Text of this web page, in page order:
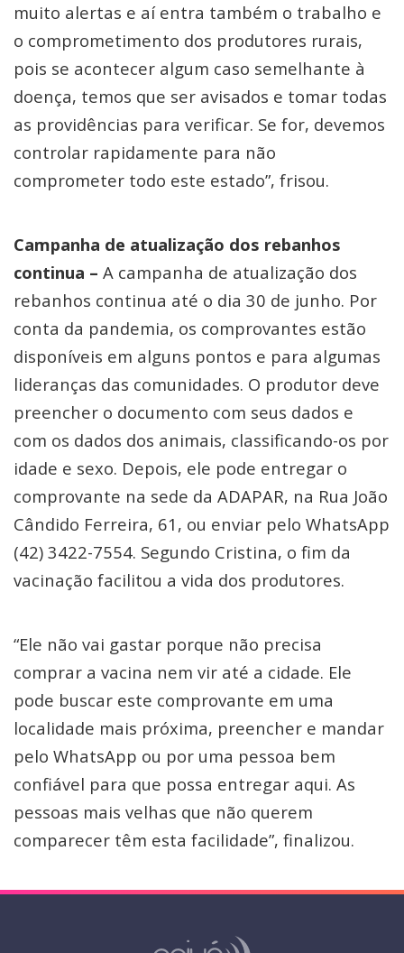
muito alertas e aí entra também o trabalho e
o comprometimento dos produtores rurais,
pois se acontecer algum caso semelhante à
doença, temos que ser avisados e tomar todas
as providências para verificar. Se for, devemos
controlar rapidamente para não
comprometer todo este estado”, frisou.
Campanha de atualização dos rebanhos
continua – A campanha de atualização dos
rebanhos continua até o dia 30 de junho. Por
conta da pandemia, os comprovantes estão
disponíveis em alguns pontos e para algumas
lideranças das comunidades. O produtor deve
preencher o documento com seus dados e
com os dados dos animais, classificando-os por
idade e sexo. Depois, ele pode entregar o
comprovante na sede da ADAPAR, na Rua João
Cândido Ferreira, 61, ou enviar pelo WhatsApp
(42) 3422-7554. Segundo Cristina, o fim da
vacinação facilitou a vida dos produtores.
“Ele não vai gastar porque não precisa
comprar a vacina nem vir até a cidade. Ele
pode buscar este comprovante em uma
localidade mais próxima, preencher e mandar
pelo WhatsApp ou por uma pessoa bem
confiável para que possa entregar aqui. As
pessoas mais velhas que não querem
comparecer têm esta facilidade”, finalizou.